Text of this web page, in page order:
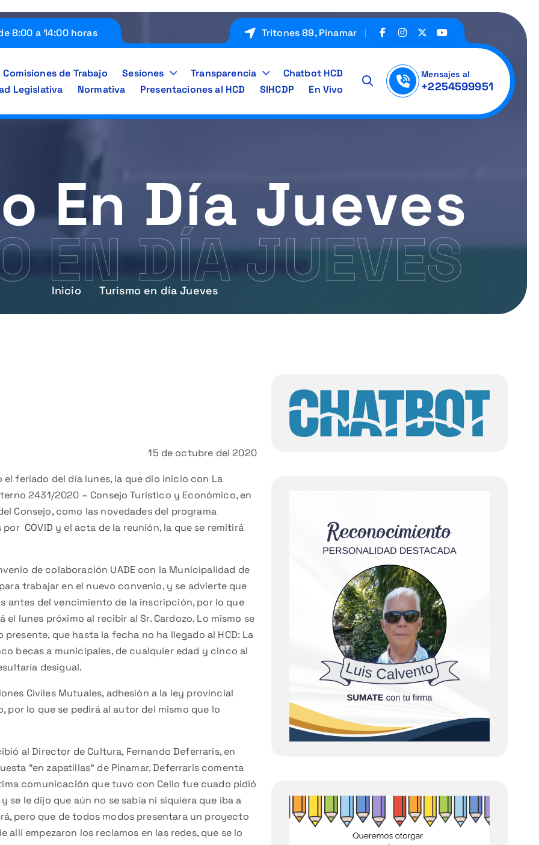
8:00 a 14:00 horas Tritones 89, Pinamar
Comisiones de Trabajo Sesiones Transparencia
Chatbot HCD
Legislativa
Normativa Presentaciones al HCD SIHCDP En Vivo
Mensajes al
+2254599951
EN DÍA JUEVES
En Día Jueves
Inicio Turismo en día Jueves
15 de octubre del 2020
feriado del día lunes, la que dio inicio con La
2431/2020 – Consejo Turístico y Económico, en
Consejo, como las novedades del programa
COVID y el acta de la reunión, la que se remitirá
de colaboración UADE con la Municipalidad de
trabajar en el nuevo convenio, y se advierte que
antes del vencimiento de la inscripción, por lo que
lunes próximo al recibir al Sr. Cardozo. Lo mismo se
que hasta la fecha no ha llegado al HCD: La
becas a municipales, de cualquier edad y cinco al
desigual.
Civiles Mutuales, adhesión a la ley provincial
por lo que se pedirá al autor del mismo que lo
al Director de Cultura, Fernando Deferraris, en
“en zapatillas” de Pinamar. Deferraris comenta
comunicación que tuvo con Cello fue cuado pidió
se le dijo que aún no se sabía ni siquiera que iba a
pero que de todos modos presentara un proyecto
empezaron los reclamos en las redes, que se lo